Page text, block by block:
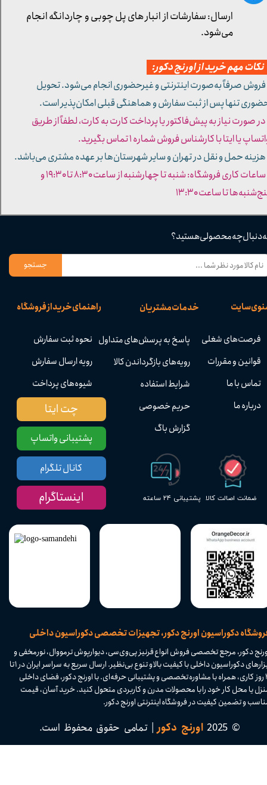
دکوراسیون اورنج دکور، تجهیزات تخصصی دکوراسیون داخلی
پشتیبانی ۲۴ ساعته ضمانت اصالت کالا
راهنمای خرید از فروشگاه
نحوه ثبت سفارش
رویه ارسال سفارش
شیوه‌های پرداخت
خدمات مشتریان
پاسخ به پرسش‌های متداول
رویه‌های بازگرداندن کالا
شرایط استفاده
حریم خصوصی
گزارش باگ
سایت
فرصت‌های شغلی
قوانین و مقررات
تماس با ما
درباره ما
دنبال چه محصولی هستید؟
جستجو
دکور، مرجع تخصصی فروش انواع قرنیز پی‌وی‌سی، دیوارپوش ترمووال، نورمخفی و
ابزارهای دکوراسیون داخلی با کیفیت بالا و تنوع بی‌نظیر. ارسال سریع به سراسر ایران در ۱ تا
۴ روز کاری، همراه با مشاوره تخصصی و پشتیبانی حرفه‌ای. با اورنج دکور، فضای داخلی
یا محل کار خود را با محصولات مدرن و کاربردی متحول کنید. خرید آسان، قیمت
و تضمین کیفیت در فروشگاه اینترنتی اورنج دکور.​​​​​​​
© 2025 اورنج دکور| تمامی حقوق محفوظ است.​​​​​​​
پشتیبانی واتساپ
چت ایتا
کانال تلگرام
اینستاگرام
مهم خرید از اورنج دکور:
صرفاً به‌صورت اینترنتی و غیرحضوری انجام می‌شود. تحویل
تنها پس از ثبت سفارش و هماهنگی قبلی امکان‌پذیر است.
صورت نیاز به پیش‌فاکتور یا پرداخت کارت به کارت، لطفاً از طریق
یا ایتا با کارشناس فروش شماره ۱ تماس بگیرید.
حمل و نقل در تهران و سایر شهرستان‌ها بر عهده مشتری می‌باشد.
- ساعات کاری فروشگاه: شنبه تا چهارشنبه از ساعت ۸:۳۰ تا ۱۹:۳۰ و
تا ساعت ۱۳:۳۰​​​​​​​
ارسال: سفارشات از انبار های پل چوبی و چاردانگه انجام
می‌شود.